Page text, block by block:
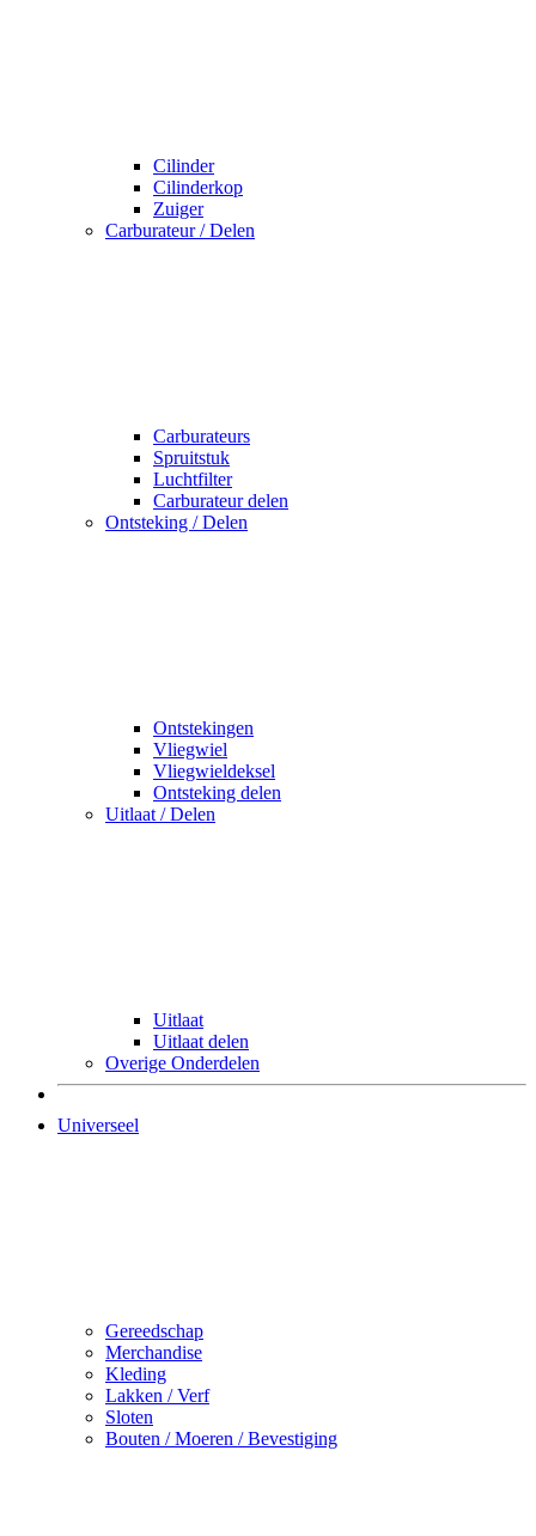
Cilinder
Cilinderkop
Zuiger
Carburateur / Delen
Carburateurs
Spruitstuk
Luchtfilter
Carburateur delen
Ontsteking / Delen
Ontstekingen
Vliegwiel
Vliegwieldeksel
Ontsteking delen
Uitlaat / Delen
Uitlaat
Uitlaat delen
Overige Onderdelen
Universeel
Gereedschap
Merchandise
Kleding
Lakken / Verf
Sloten
Bouten / Moeren / Bevestiging